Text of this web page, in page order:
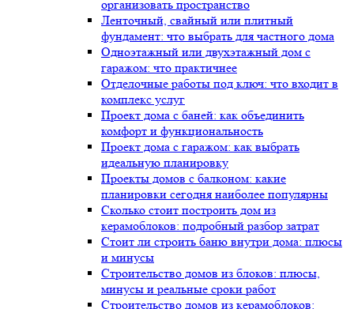
организовать пространство
Ленточный, свайный или плитный
фундамент: что выбрать для частного дома
Одноэтажный или двухэтажный дом с
гаражом: что практичнее
Отделочные работы под ключ: что входит в
комплекс услуг
Проект дома с баней: как объединить
комфорт и функциональность
Проект дома с гаражом: как выбрать
идеальную планировку
Проекты домов с балконом: какие
планировки сегодня наиболее популярны
Сколько стоит построить дом из
керамоблоков: подробный разбор затрат
Стоит ли строить баню внутри дома: плюсы
и минусы
Строительство домов из блоков: плюсы,
минусы и реальные сроки работ
Строительство домов из керамоблоков: